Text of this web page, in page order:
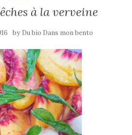
à la verveine
by Du bio Dans mon bento